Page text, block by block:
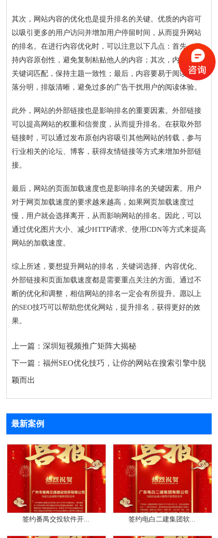
其次，网站内容的优化也是提升排名的关键。优质的内容可
以吸引更多的用户访问并增加用户停留时间，从而提升网站
的排名。在进行内容优化时，可以注意以下几点：首先，保
持内容原创性，避免复制粘贴他人的内容；其次，内容要与
关键词匹配，保持主题一致性；最后，内容要易于阅读，段
落分明，排版清晰，避免过多的广告干扰用户的阅读体验。
此外，网站的外部链接也是影响排名的重要因素。外部链接
可以提高网站的权重和信誉度，从而提升排名。在获取外部
链接时，可以通过发布原创内容吸引其他网站的转载，参与
行业相关的论坛、博客，获得友情链接等方式来增加外部链
接。
最后，网站的页面加载速度也是影响排名的关键因素。用户
对于网页加载速度的要求越来越高，如果网页加载速度过
慢，用户就会选择离开，从而影响网站的排名。因此，可以
通过优化图片大小、减少HTTP请求、使用CDN等方式来提高
网站的加载速度。
综上所述，要想提升网站的排名，关键词选择、内容优化、
外部链接和页面加载速度都是需要重点关注的方面。通过不
断的优化和调整，相信网站的排名一定会有所提升。愿以上
的SEO技巧可以帮助您优化网站，提升排名，获得更好的效
果。
上一篇：深圳短视频推广矩阵大揭秘
下一篇：福州SEO优化技巧，让你的网站在搜索引擎中脱
颖而出
最新案例
签约番禺交投软件开... 签约电白二建集团软...